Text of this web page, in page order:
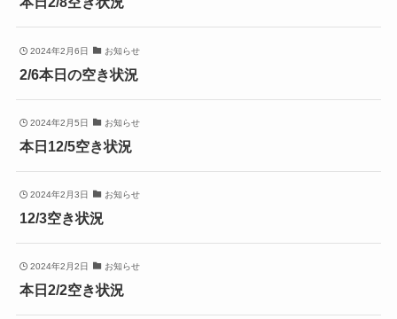
2024年2月6日 お知らせ
2/6本日の空き状況
2024年2月5日 お知らせ
本日12/5空き状況
2024年2月3日 お知らせ
12/3空き状況
2024年2月2日 お知らせ
本日2/2空き状況